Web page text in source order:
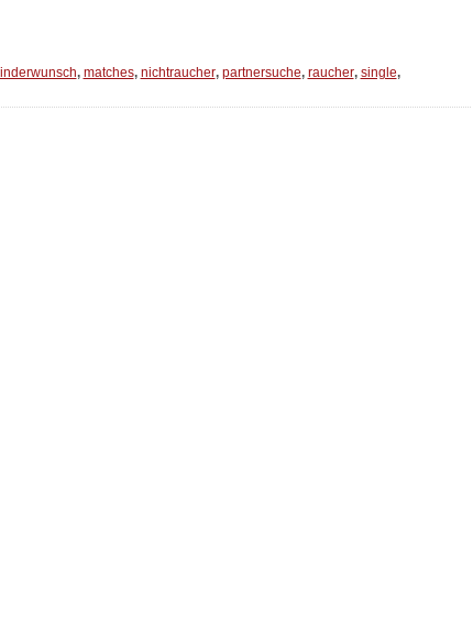
, matches, nichtraucher, partnersuche, raucher, single,